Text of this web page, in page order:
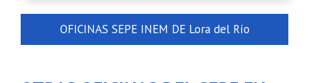
OFICINAS SEPE INEM DE Lora del Río